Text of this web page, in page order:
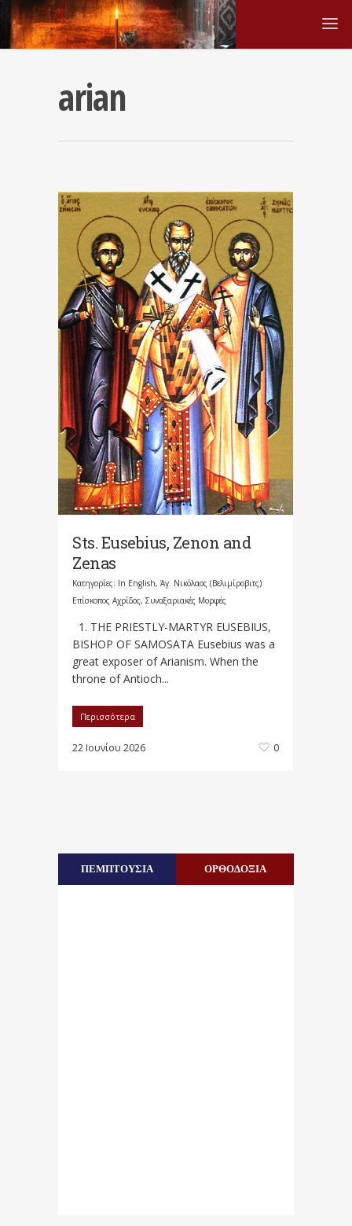
arian
Sts. Eusebius, Zenon and
Zenas
Κατηγορίες: In English, Άγ. Νικόλαος (Βελιμίροβιτς)
Επίσκοπος Αχρίδος, Συναξαριακές Μορφές
1. THE PRIESTLY-MARTYR EUSEBIUS,
BISHOP OF SAMOSATA Eusebius was a
great exposer of Arianism. When the
throne of Antioch...
Περισσότερα
22 Ιουνίου 2026 0
ΠΕΜΠΤΟΥΣΙΑ ΟΡΘΟΔΟΞΙΑ